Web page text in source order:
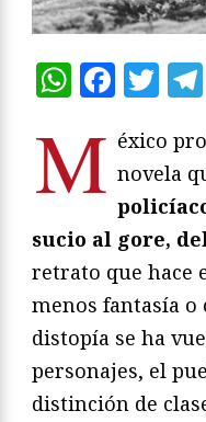
M éxico
novela
sucio al gore,
retrato que hace
menos fantasía
distopía se ha
personajes, el
distinción de